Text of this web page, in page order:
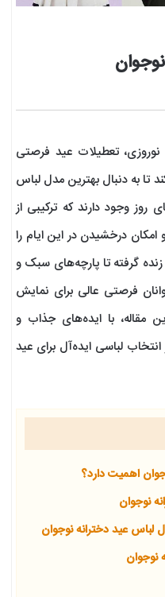
تعطیلات عید فرصتی
تا به دنبال بهترین مدل لباس
روز وجود دارند که ترکیبی از
درخشیدن در این ایام را
گرفته تا پارچه‌های سبک و
فرصتی عالی برای نمایش
با ایده‌های جذاب و
لباسی ایده‌آل برای عید
اهمیت دارد؟
نوجوان
عید دخترانه نوجوان
نوجوان